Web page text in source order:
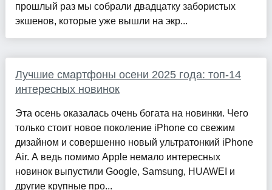
прошлый раз мы собрали двадцатку забористых
экшенов, которые уже вышли на экр...
Лучшие смартфоны осени 2025 года: топ-14
интересных новинок
Эта осень оказалась очень богата на новинки. Чего
только стоит новое поколение iPhone со свежим
дизайном и совершенно новый ультратонкий iPhone
Air. А ведь помимо Apple немало интересных
новинок выпустили Google, Samsung, HUAWEI и
другие крупные про...